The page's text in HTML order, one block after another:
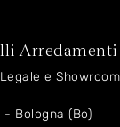
Arredamenti
e
- Bologna (Bo)